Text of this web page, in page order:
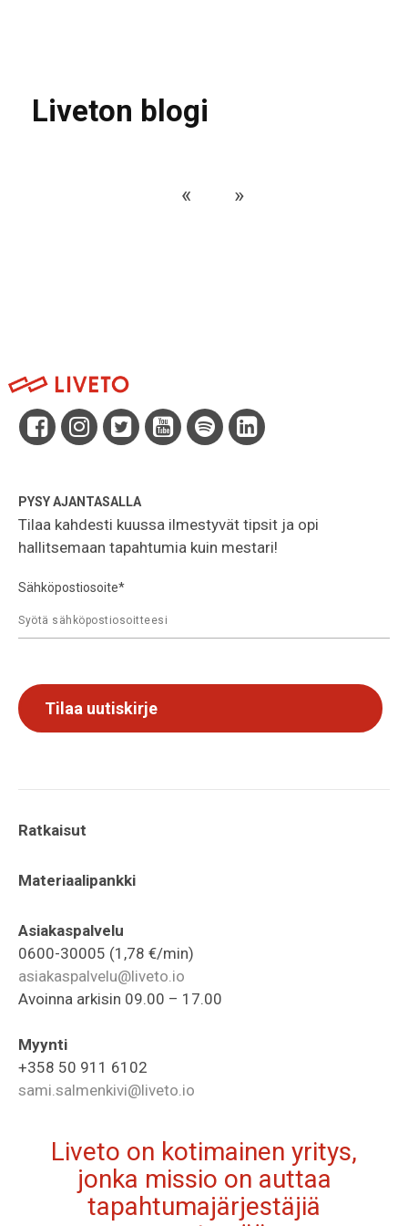
Liveton blogi
« »
PYSY AJANTASALLA
Tilaa kahdesti kuussa ilmestyvät tipsit ja opi
hallitsemaan tapahtumia kuin mestari!
Sähköpostiosoite*
Ratkaisut
Materiaalipankki
Asiakaspalvelu
0600-30005 (1,78 €/min)
asiakaspalvelu@liveto.io
Avoinna arkisin 09.00 – 17.00
Myynti
+358 50 911 6102
sami.salmenkivi@liveto.io
Liveto on kotimainen yritys,
jonka missio on auttaa
tapahtumajärjestäjiä